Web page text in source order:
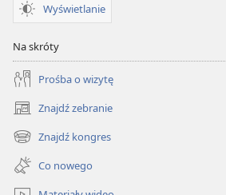
Wyświetlanie
Na skróty
Prośba o wizytę
Znajdź zebranie
(opens
new
window)
Znajdź kongres
(opens
new
window)
Co nowego